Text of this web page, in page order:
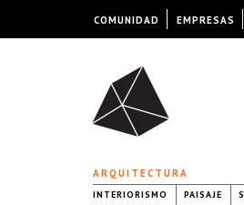
ARQUITECTURA
INTERIORISMO PAISAJE
COMUNIDAD EMPRESAS